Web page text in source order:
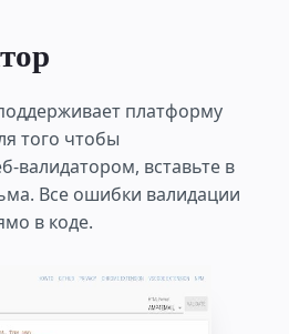
платформу
того чтобы
валидатором, вставьте в
Все ошибки валидации
в коде.